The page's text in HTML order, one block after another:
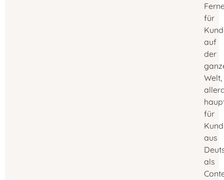
für
auf
der
Welt,
für
aus
als